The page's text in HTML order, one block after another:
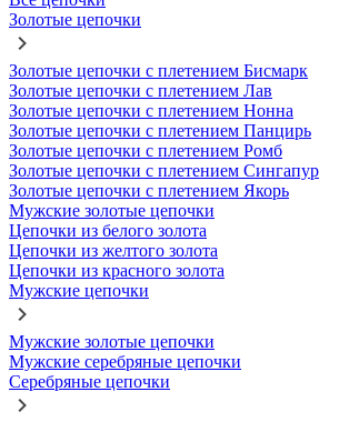
Золотые цепочки
Золотые цепочки с плетением Бисмарк
Золотые цепочки с плетением Лав
Золотые цепочки с плетением Нонна
Золотые цепочки с плетением Панцирь
Золотые цепочки с плетением Ромб
Золотые цепочки с плетением Сингапур
Золотые цепочки с плетением Якорь
Мужские золотые цепочки
Цепочки из белого золота
Цепочки из желтого золота
Цепочки из красного золота
Мужские цепочки
Мужские золотые цепочки
Мужские серебряные цепочки
Серебряные цепочки